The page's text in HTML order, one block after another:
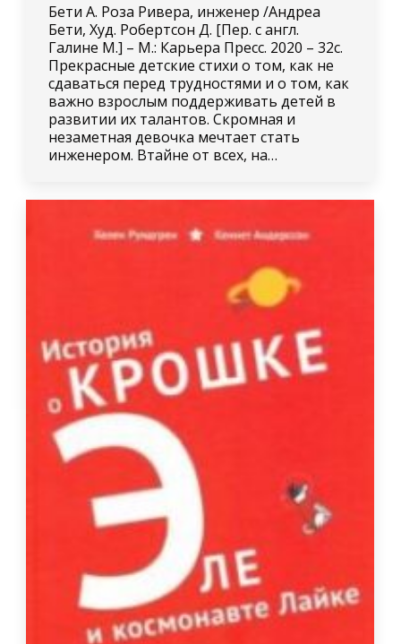
Бети А. Роза Ривера, инженер /Андреа
Бети, Худ. Робертсон Д. [Пер. с англ.
Галине М.] – М.: Карьера Пресс. 2020 – 32с.
Прекрасные детские стихи о том, как не
сдаваться перед трудностями и о том, как
важно взрослым поддерживать детей в
развитии их талантов. Скромная и
незаметная девочка мечтает стать
инженером. Втайне от всех, на…